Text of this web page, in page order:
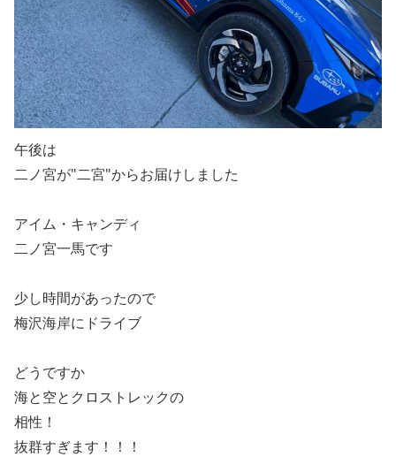
午後は
二ノ宮が"二宮"からお届けしました
アイム・キャンディ
二ノ宮一馬です
少し時間があったので
梅沢海岸にドライブ
どうですか
海と空とクロストレックの
相性！
抜群すぎます！！！